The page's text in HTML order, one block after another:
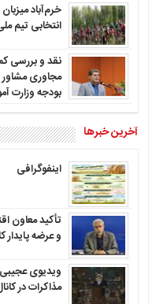
خرم‌آباد
انتخابی تیم
نقد و بررسی
مجاوری مشاور
بودجه وزارت
آخرین خبرها
اینفوگرافی
تأکید معاون
و عرضه پایدار
ویدیوی
مذاکرات در